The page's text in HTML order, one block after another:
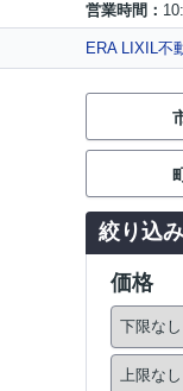
営業時間：
ERA LIXIL不
絞り込み
価格